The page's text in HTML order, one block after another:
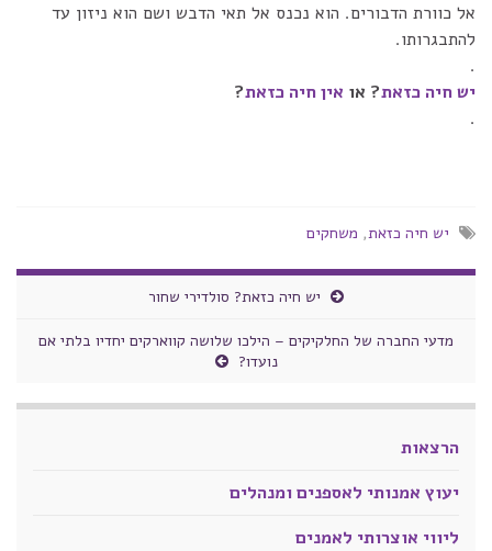
אל כוורת הדבורים. הוא נכנס אל תאי הדבש ושם הוא ניזון עד
להתבגרותו.
.
יש חיה כזאת? או אין חיה כזאת?
.
יש חיה כזאת, משחקים
יש חיה כזאת? סולדירי שחור
מדעי החברה של החלקיקים – הילכו שלושה קווארקים יחדיו בלתי אם
נועדו?
הרצאות
יעוץ אמנותי לאספנים ומנהלים
ליווי אוצרותי לאמנים